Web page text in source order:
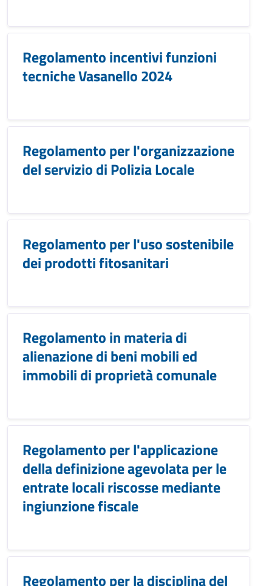
Regolamento incentivi funzioni
tecniche Vasanello 2024
Regolamento per l'organizzazione
del servizio di Polizia Locale
Regolamento per l'uso sostenibile
dei prodotti fitosanitari
Regolamento in materia di
alienazione di beni mobili ed
immobili di proprietà comunale
Regolamento per l'applicazione
della definizione agevolata per le
entrate locali riscosse mediante
ingiunzione fiscale
Regolamento per la disciplina del